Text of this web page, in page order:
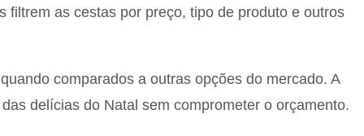
filtrem as cestas por preço, tipo de produto e outros
comparados a outras opções do mercado. A
delícias do Natal sem comprometer o orçamento.